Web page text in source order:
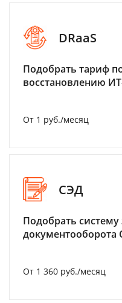
DRaaS
Подобрать тариф
восстановлению
От 1 руб./месяц
СЭД
Подобрать систему
документооборота
От 1 360 руб./месяц